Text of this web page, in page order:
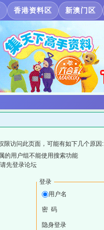
香港资料区 新澳门区
限访问此页面，可能有如下几个原因:
的用户组不能使用搜索功能
先登录论坛
登录
用户名
密 码
隐身登录